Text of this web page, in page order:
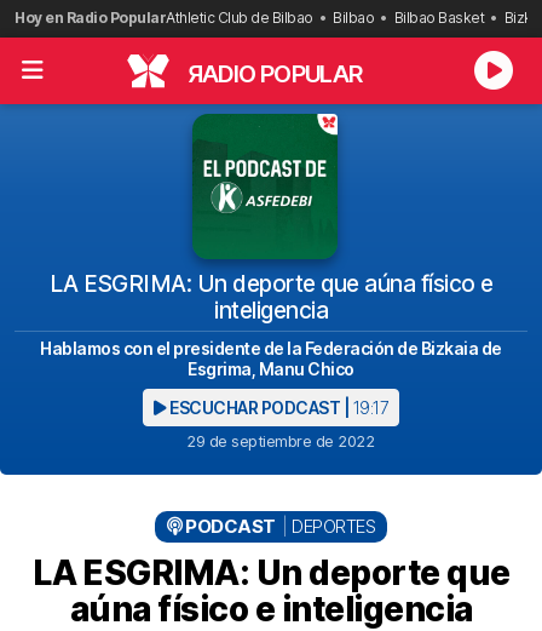
Saltar
al
contenido
Hoy en Radio PopularAthletic Club de Bilbao Bilbao Bilbao Basket
RADIO POPULAR
LA ESGRIMA: Un deporte que aúna físico e
inteligencia
Hablamos con el presidente de la Federación de Bizkaia de
Esgrima, Manu Chico
ESCUCHAR PODCAST | 19:17
29 de septiembre de 2022
PODCAST DEPORTES
LA ESGRIMA: Un deporte que
aúna físico e inteligencia